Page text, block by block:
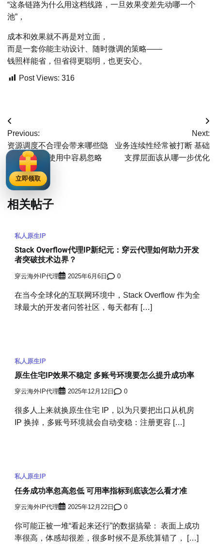
“这条链路为什么用这档线路，一旦效果变差先动哪一个
池”，
成本和效果就不再是对立面，
而是一套你能主动设计、随时微调的策略——
钱照样能省，但省得更聪明，也更安心。
Post Views: 316
文
章
航
Previous:
资源调度不合理会带来哪些隐
性问题 日常使用中容易忽略
吗？
Next:
业务连续性经常被打断 基础
支撑层面该从哪一步优化
相关帖子
私人原生IP
Stack Overflow代理IP新纪元：穿云代理如何助力开发
者突破技术边界？
穿云海外IP代理 2025年6月6日 0
在当今全球化的互联网环境中，Stack Overflow 作为全
球最大的开发者问答社区，每天都有 […]
私人原生IP
原生住宅IP效果不稳定 多账号环境要怎么提升成功率
穿云海外IP代理 2025年12月12日 0
很多人上来就换原生住宅 IP，以为只要把出口从机房
IP 换掉，多账号环境就会自动变稳：注册更容 […]
私人原生IP
任务成功率忽高忽低 可用率指标到底该怎么看才准
穿云海外IP代理 2025年12月22日 0
你可能正被一堆“看起来还行”的数据搞晕： 表面上成功
率很高，体感却很差，很多时候不是系统算错了， […]
立即领取